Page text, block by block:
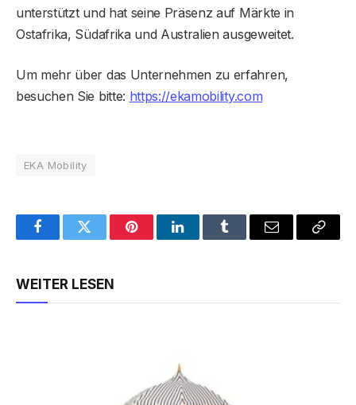
unterstützt und hat seine Präsenz auf Märkte in
Ostafrika, Südafrika und Australien ausgeweitet.
Um mehr über das Unternehmen zu erfahren,
besuchen Sie bitte: https://ekamobility.com
EKA Mobility
FacebookTwitter PinterestLinkedInTumblr Email
Copy
WEITER LESEN